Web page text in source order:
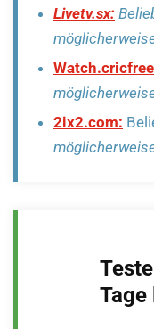
Livetv.sx:
2ix2.com:
Tage